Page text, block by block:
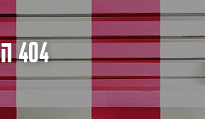
404 העמוד לא נמצא